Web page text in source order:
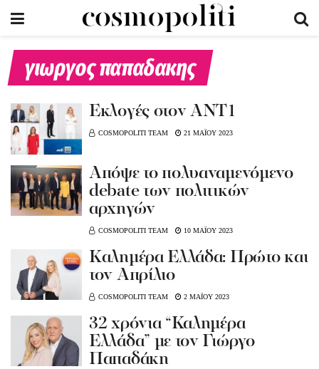
γιωργος παπαδακης
Εκλογές στον ΑΝΤ1
COSMOPOLITI TEAM 21 ΜΑΪΟΥ 2023
Aπόψε το πολυαναμενόμενο
debate των πολιτικών
αρχηγών
COSMOPOLITI TEAM 10 ΜΑΪΟΥ 2023
Kαλημέρα Ελλάδα: Πρώτο και
τον Απρίλιο
COSMOPOLITI TEAM 2 ΜΑΪΟΥ 2023
32 χρόνια “Καλημέρα
Ελλάδα” με τον Γιώργο
Παπαδάκη